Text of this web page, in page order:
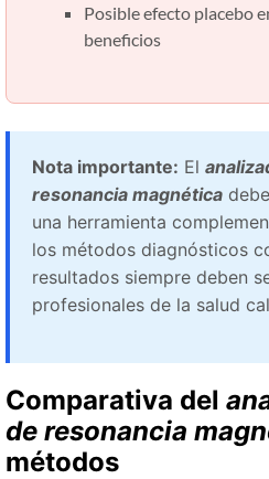
Posible efecto placebo
beneficios
Nota importante: El
resonancia magnética
una herramienta
los métodos diagnósticos
resultados siempre deben
profesionales de la salud
Comparativa del
de resonancia
métodos